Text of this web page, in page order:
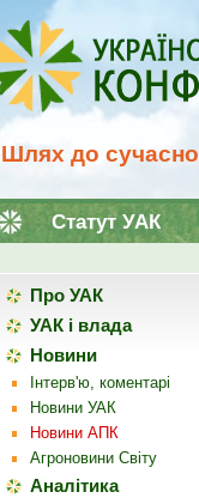
Шлях до
Статут УАК
Про УАК
УАК і влада
Новини
Інтерв'ю, коментарі
Новини УАК
Новини АПК
Агроновини Світу
Аналітика